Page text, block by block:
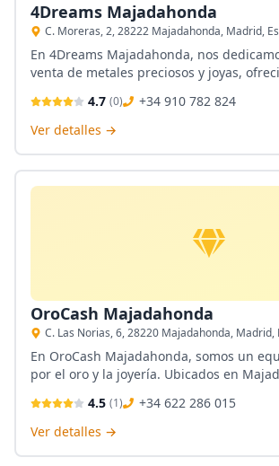
4Dreams Majadahonda
C. Moreras, 2, 28222 Majadahonda, Madrid,
En 4Dreams Majadahonda, nos
venta de metales preciosos y joyas,
valoramos cada pieza con transparencia
asegurando que nuestros clientes
4.7 (0)
+34 910 782 824
Ver detalles →
OroCash Majadahonda
C. Las Norias, 6, 28220 Majadahonda, Madrid,
En OroCash Majadahonda, somos un
por el oro y la joyería. Ubicados en
inversión en oro, además de una
lowcost y numismática. Nuestro taller de
4.5 (1)
+34 622 286 015
Ver detalles →